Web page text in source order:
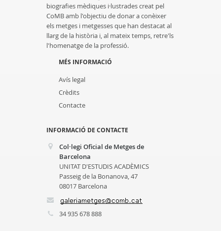
biografies mèdiques i·lustrades creat pel
CoMB amb l'objectiu de donar a conèixer
els metges i metgesses que han destacat al
llarg de la història i, al mateix temps, retre'ls
l'homenatge de la professió.
MÉS INFORMACIÓ
Avís legal
Crèdits
Contacte
INFORMACIÓ DE CONTACTE
Col·legi Oficial de Metges de
Barcelona
UNITAT D'ESTUDIS ACADÈMICS
Passeig de la Bonanova, 47
08017 Barcelona
34 935 678 888